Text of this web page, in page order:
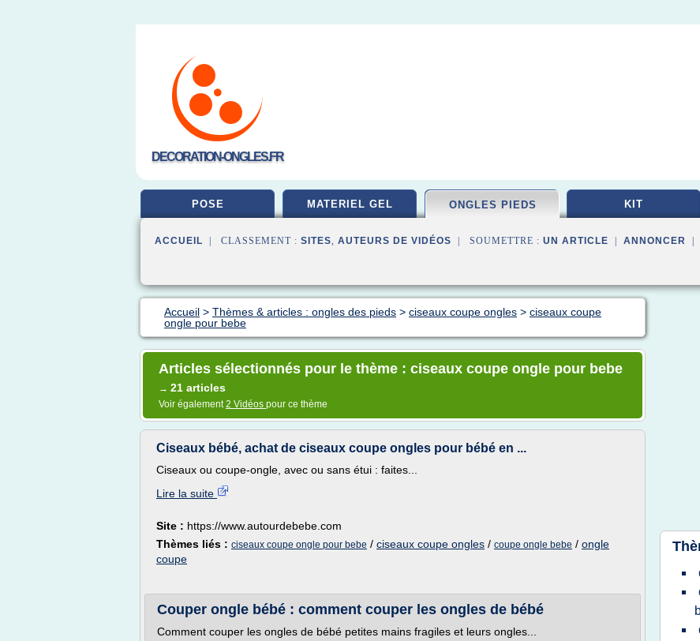
DECORATION-ONGLES.FR
POSE MATERIEL GEL ONGLES PIEDS KIT
ACCUEIL | CLASSEMENT : SITES, AUTEURS DE VIDÉOS | SOUMETTRE : UN ARTICLE ANNONCER
Accueil > Thèmes & articles : ongles des pieds > ciseaux coupe ongles > ciseaux coupe
ongle pour bebe
Articles sélectionnés pour le thème : ciseaux coupe ongle pour bebe
→ 21 articles
Voir également2 Vidéos pour ce thème
Ciseaux bébé, achat de ciseaux coupe ongles pour bébé en ...
Ciseaux ou coupe-ongle, avec ou sans étui : faites...
Lire la suite
Site : https://www.autourdebebe.com
Thèmes liés : ciseaux coupe ongle pour bebe / ciseaux coupe ongles / coupe ongle bebe / ongle
coupe
Couper ongle bébé : comment couper les ongles de bébé
Comment couper les ongles de bébé petites mains fragiles et leurs ongles...